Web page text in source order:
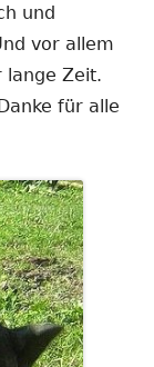
und
vor allem
lange Zeit.
für alle